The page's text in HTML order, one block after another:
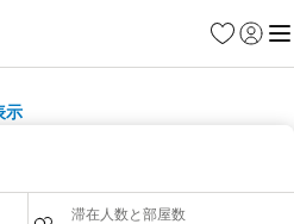
お気に入り
ログイ
メ
示
滞在人数と部屋数